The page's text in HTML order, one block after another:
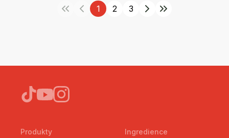
1 2 3
Produkty Ingredience